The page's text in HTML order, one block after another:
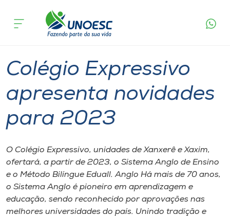
Cursos
Atendimento ao Estudante
Portal de Ensino
A
acontece
Colégio Expressivo
apresenta novidades
para 2023
O Colégio Expressivo, unidades de Xanxerê e Xaxim,
ofertará, a partir de 2023, o Sistema Anglo de Ensino
e o Método Bilíngue Eduall. Anglo Há mais de 70 anos,
o Sistema Anglo é pioneiro em aprendizagem e
educação, sendo reconhecido por aprovações nas
melhores universidades do país. Unindo tradição e